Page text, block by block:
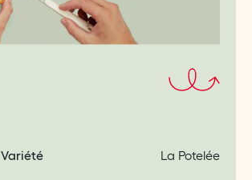
Variété La Potelée